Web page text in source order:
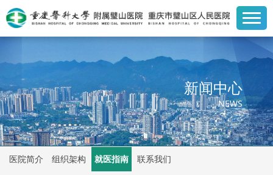
新闻中心
NEWS
医院简介 组织架构 就医指南 联系我们